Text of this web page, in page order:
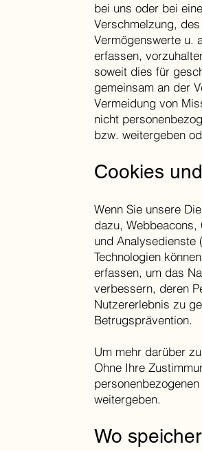
bei uns oder bei
Verschmelzung,
Vermögenswerte u.
erfassen,
soweit dies für
gemeinsam an der
Vermeidung von
nicht
bzw. weitergeben
Cookies
Wenn Sie unsere
dazu, Webbeacons,
und Analysedienste
Technologien
erfassen, um das
verbessern, deren
Nutzererlebnis zu
Betrugsprävention.
Um mehr darüber
Ohne Ihre
weitergeben.
Wo